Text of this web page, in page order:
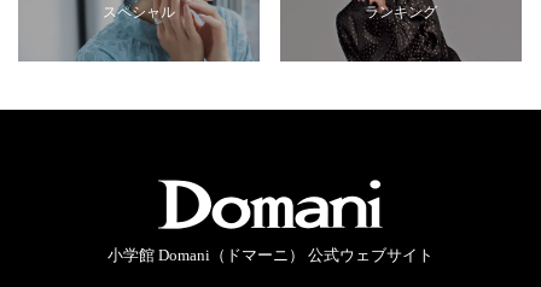
スペシャル ランキング
小学館 Domani（ドマーニ） 公式ウェブサイト